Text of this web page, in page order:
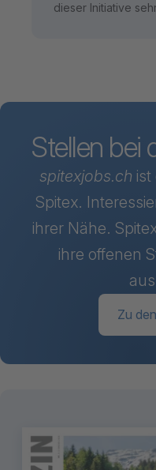
dieser Initiative
Stellen bei
spitexjobs.ch
Spitex.
ihrer Nähe.
ihre offenen
Zu
Spitex Magazin 3